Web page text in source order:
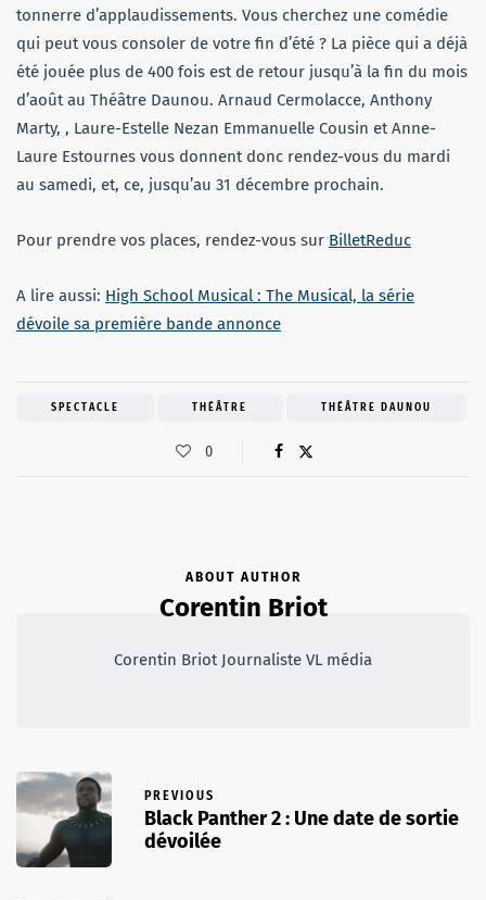
tonnerre d’applaudissements. Vous cherchez une comédie
qui peut vous consoler de votre fin d’été ? La pièce qui a déjà
été jouée plus de 400 fois est de retour jusqu’à la fin du mois
d’août au Théâtre Daunou. Arnaud Cermolacce, Anthony
Marty, , Laure-Estelle Nezan Emmanuelle Cousin et Anne-
Laure Estournes vous donnent donc rendez-vous du mardi
au samedi, et, ce, jusqu’au 31 décembre prochain.
Pour prendre vos places, rendez-vous sur BilletReduc
A lire aussi: High School Musical : The Musical, la série
dévoile sa première bande annonce
SPECTACLE THÉÂTRE THÉÂTRE DAUNOU
0
ABOUT AUTHOR
Corentin Briot
Corentin Briot Journaliste VL média
PREVIOUS
Black Panther 2 : Une date de sortie
dévoilée